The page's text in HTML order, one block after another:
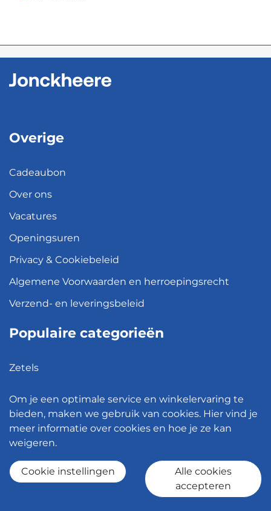
Overige
Cadeaubon
Over ons
Vacatures
Openingsuren
Privacy & Cookiebeleid
Algemene Voorwaarden en herroepingsrecht
Verzend- en leveringsbeleid
Populaire categorieën
Zetels
Hanglampen
Bureaustoelen
© 2026 - Meubelen Jonckheere -
Om je een optimale service en winkelervaring te
bieden, maken we gebruik van cookies. Hier vind je
meer informatie over cookies en hoe je ze kan
weigeren.
Cookie instellingen
Alle cookies
accepteren